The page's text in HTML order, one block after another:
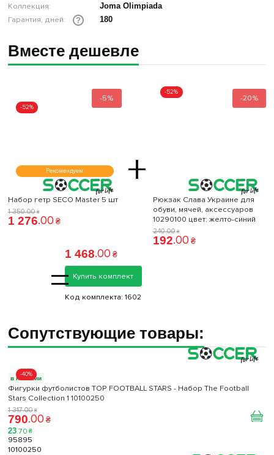
Коллекция: Joma Olimpiada
Гарантия, дней: ? 180
Вместе дешевле
-5%
Рекомендуем
-52%
+
Набор гетр SECO Master 5 шт
1 350.00 ₴
1 276.00 ₴
-20%
-52%
Рюкзак Слава Украине для
обуви, мячей, аксессуаров
10290100 цвет: желто-синий
240.00 ₴
192.00 ₴
=
1 468.00 ₴
Купить комплект
Код комплекта: 1602
Сопутствующие товары:
-40%
в наличии
Фигурки футболистов TOP FOOTBALL STARS - Набор The Football
Stars Collection 1 10100250
1 317.00 ₴
790.00 ₴
23.70 ₴
95895
10100250